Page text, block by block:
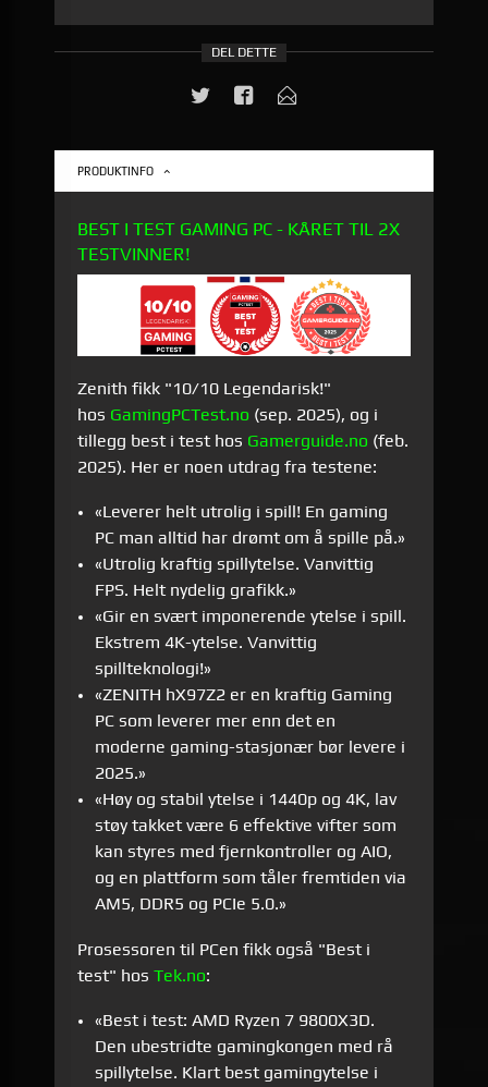
DEL DETTE
PRODUKTINFO
BEST I TEST GAMING PC - KÅRET TIL 2X
TESTVINNER!
Zenith fikk "10/10 Legendarisk!"
hos GamingPCTest.no (sep. 2025), og i
tillegg best i test hos Gamerguide.no (feb.
2025). Her er noen utdrag fra testene:
«Leverer helt utrolig i spill! En gaming
PC man alltid har drømtom å spille på.»
«Utrolig kraftig spillytelse. Vanvittig
FPS. Helt nydelig grafikk.»
«Gir en svært imponerende ytelse i spill.
Ekstrem 4K-ytelse. Vanvittig
spillteknologi!»
«ZENITH hX97Z2 er en kraftig Gaming
PC som leverer mer enn det en
moderne gaming-stasjonær bør levere i
2025.»
«Høy og stabil ytelse i 1440p og 4K, lav
støy takket være 6 effektive vifter som
kan styres med fjernkontroller og AIO,
og en plattform som tåler fremtiden via
AM5, DDR5 og PCIe 5.0.»
Prosessoren til PCen fikk også "Best i
test" hosTek.no:
«Best i test: AMD Ryzen 7 9800X3D.
Den ubestridte gamingkongen med rå
spillytelse. Klart best gamingytelse i